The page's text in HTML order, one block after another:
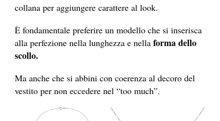
collana per aggiungere carattere al look.
È fondamentale preferire un modello che si inserisca
alla perfezione nella lunghezza e nella forma dello
scollo.
Ma anche che si abbini con coerenza al decoro del
vestito per non eccedere nel “too much”.